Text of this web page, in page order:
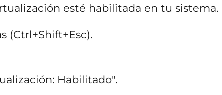
esté habilitada en tu sistema.
(Ctrl+Shift+Esc).
Habilitado".